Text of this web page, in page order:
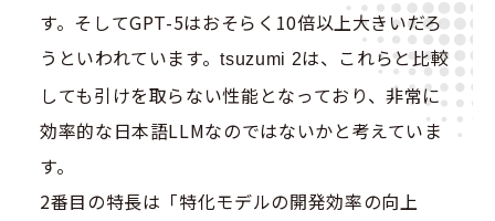
す。そしてGPT-5はおそらく10倍以上大きいだろ
うといわれています。tsuzumi 2は、これらと比較
しても引けを取らない性能となっており、非常に
効率的な日本語LLMなのではないかと考えていま
す。
2番目の特長は「特化モデルの開発効率の向上